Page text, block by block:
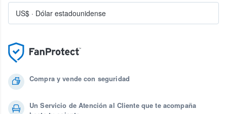
Compra y vende con seguridad
Un Servicio de Atención al Cliente que te acompaña
US$ · Dólar estadounidense